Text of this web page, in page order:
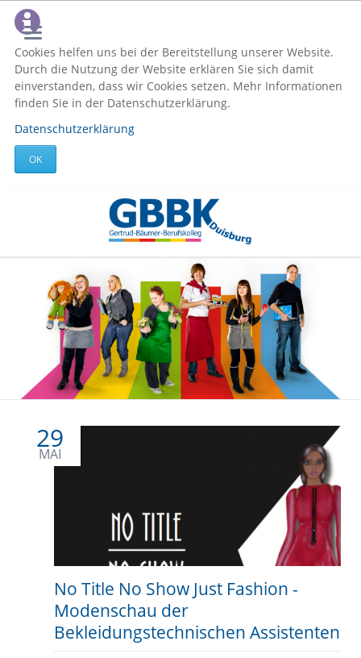
Cookies helfen uns bei der Bereitstellung unserer Website.
Durch die Nutzung der Website erklären Sie sich damit
einverstanden, dass wir Cookies setzen. Mehr Informationen
finden Sie in der Datenschutzerklärung.
Datenschutzerklärung
OK
29
MAI
No Title No Show Just Fashion -
Modenschau der
Bekleidungstechnischen Assistenten